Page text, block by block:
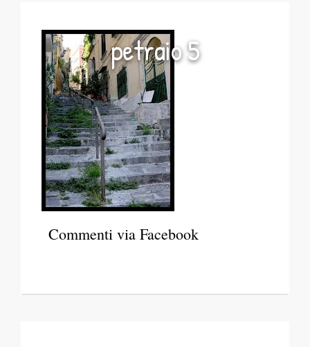
petraio 5
Commenti via Facebook